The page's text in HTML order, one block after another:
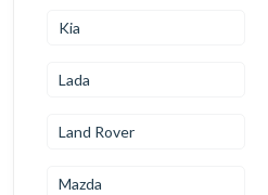
Kia
Lada
Land Rover
Mazda